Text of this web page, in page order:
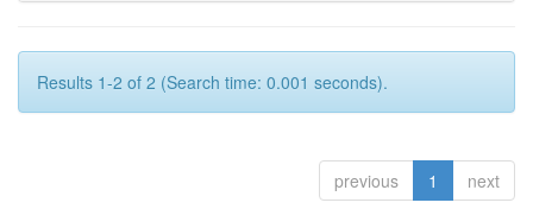
Results 1-2 of 2 (Search time: 0.001 seconds).
previous 1 next